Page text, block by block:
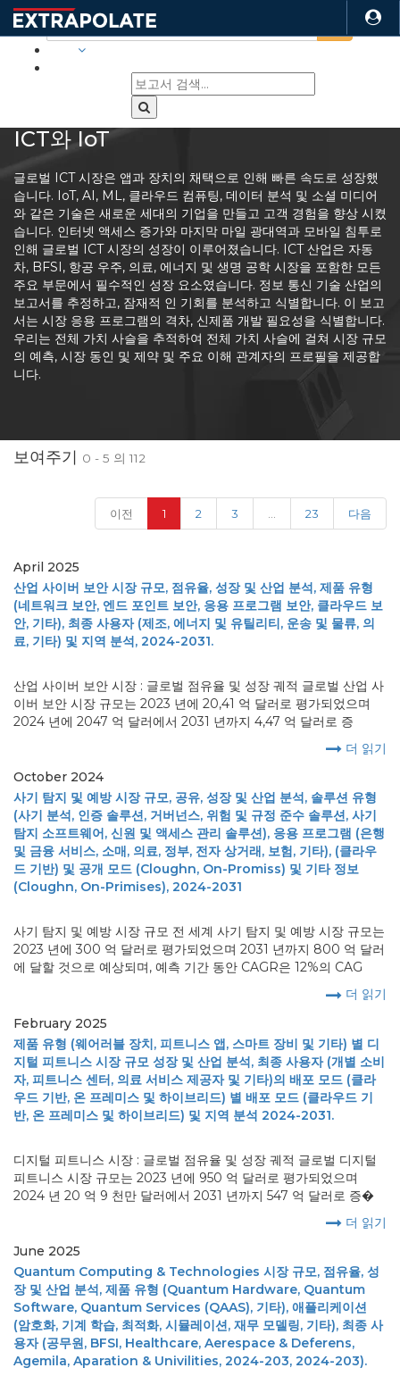
ICT와 IoT
글로벌 ICT 시장은 앱과 장치의 채택으로 인해 빠른 속도로 성장했
습니다. IoT, AI, ML, 클라우드 컴퓨팅, 데이터 분석 및 소셜 미디어
와 같은 기술은 새로운 세대의 기업을 만들고 고객 경험을 향상 시켰
습니다. 인터넷 액세스 증가와 마지막 마일 광대역과 모바일 침투로
인해 글로벌 ICT 시장의 성장이 이루어졌습니다. ICT 산업은 자동
차, BFSI, 항공 우주, 의료, 에너지 및 생명 공학 시장을 포함한 모든
주요 부문에서 필수적인 성장 요소였습니다. 정보 통신 기술 산업의
보고서를 추정하고, 잠재적 인 기회를 분석하고 식별합니다. 이 보고
서는 시장 응용 프로그램의 격차, 신제품 개발 필요성을 식별합니다.
우리는 전체 가치 사슬을 추적하여 전체 가치 사슬에 걸쳐 시장 규모
의 예측, 시장 동인 및 제약 및 주요 이해 관계자의 프로필을 제공합
니다.
보여주기 0 - 5 의 112
이전 1 (current)
2 3 23 다음
April 2025
산업 사이버 보안 시장 규모, 점유율, 성장 및 산업 분석, 제품 유형
(네트워크 보안, 엔드 포인트 보안, 응용 프로그램 보안, 클라우드 보
안, 기타), 최종 사용자 (제조, 에너지 및 유틸리티, 운송 및 물류, 의
료, 기타) 및 지역 분석, 2024-2031.
산업 사이버 보안 시장 : 글로벌 점유율 및 성장 궤적 글로벌 산업 사
이버 보안 시장 규모는 2023 년에 20,41 억 달러로 평가되었으며
2024 년에 2047 억 달러에서 2031 년까지 4,47 억 달러로 증
더 읽기
October 2024
사기 탐지 및 예방 시장 규모, 공유, 성장 및 산업 분석, 솔루션 유형
(사기 분석, 인증 솔루션, 거버넌스, 위험 및 규정 준수 솔루션, 사기
탐지 소프트웨어, 신원 및 액세스 관리 솔루션), 응용 프로그램 (은행
및 금융 서비스, 소매, 의료, 정부, 전자 상거래, 보험, 기타), (클라우
드 기반) 및 공개 모드 (Cloughn, On-Promiss) 및 기타 정보
(Cloughn, On-Primises), 2024-2031
사기 탐지 및 예방 시장 규모 전 세계 사기 탐지 및 예방 시장 규모는
2023 년에 300 억 달러로 평가되었으며 2031 년까지 800 억 달러
에 달할 것으로 예상되며, 예측 기간 동안 CAGR은 12%의 CAG
더 읽기
February 2025
제품 유형 (웨어러블 장치, 피트니스 앱, 스마트 장비 및 기타) 별 디
지털 피트니스 시장 규모 성장 및 산업 분석, 최종 사용자 (개별 소비
자, 피트니스 센터, 의료 서비스 제공자 및 기타)의 배포 모드 (클라
우드 기반, 온 프레미스 및 하이브리드) 별 배포 모드 (클라우드 기
반, 온 프레미스 및 하이브리드) 및 지역 분석 2024-2031.
디지털 피트니스 시장 : 글로벌 점유율 및 성장 궤적 글로벌 디지털
피트니스 시장 규모는 2023 년에 950 억 달러로 평가되었으며
2024 년 20 억 9 천만 달러에서 2031 년까지 547 억 달러로 증�
더 읽기
June 2025
Quantum Computing & Technologies 시장 규모, 점유율, 성
장 및 산업 분석, 제품 유형 (Quantum Hardware, Quantum
Software, Quantum Services (QAAS), 기타), 애플리케이션
(암호화, 기계 학습, 최적화, 시뮬레이션, 재무 모델링, 기타), 최종 사
용자 (공무원, BFSI, Healthcare, Aerespace & Deferens,
Agemila, Aparation & Univilities, 2024-203, 2024-203).